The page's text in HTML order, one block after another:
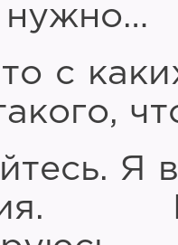
нужно…
с
Я